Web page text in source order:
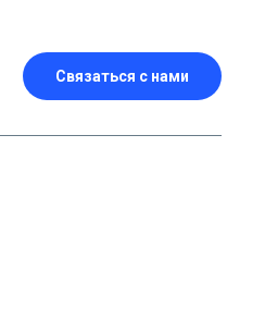
Связаться с нами